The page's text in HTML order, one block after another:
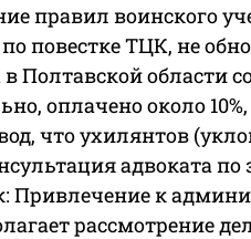
правил воинского
повестке ТЦК, не
Полтавской области
оплачено около
что ухилянтов
адвоката по
Привлечение к
рассмотрение